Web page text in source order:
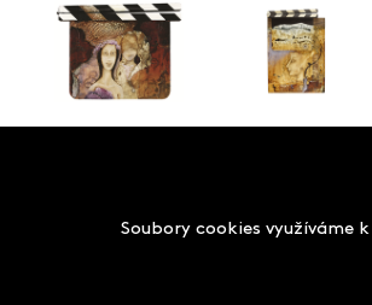
Salon
Soubory cookies využíváme